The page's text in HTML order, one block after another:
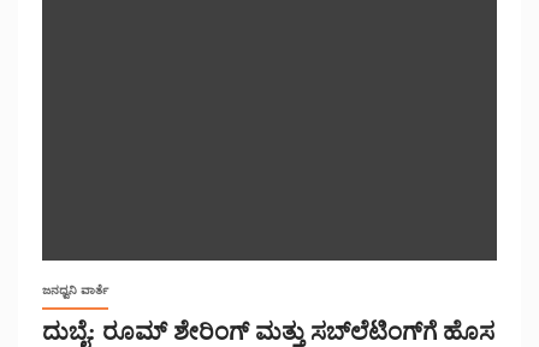
ಜನಧ್ವನಿ ವಾರ್ತೆ
ದುಬೈ: ರೂಮ್ ಶೇರಿಂಗ್ ಮತ್ತು ಸಬ್‌ಲೆಟಿಂಗ್‌ಗೆ ಹೊಸ